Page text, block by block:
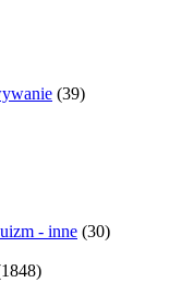
(39)
- inne (30)